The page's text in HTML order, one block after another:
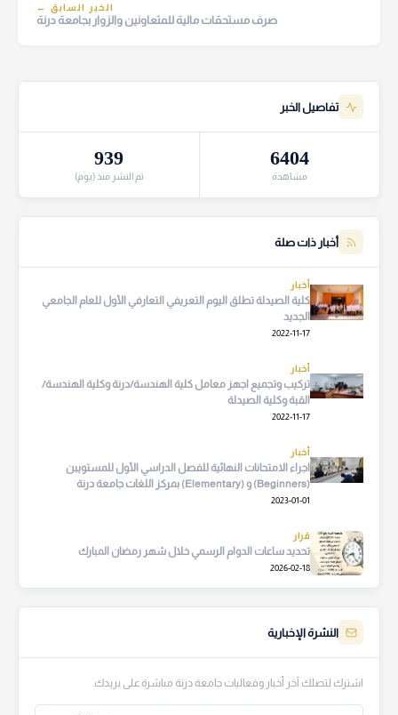
الخبر السابق ←
صرف مستحقات مالية للمتعاونين والزوار بجامعة درنة
تفاصيل الخبر
6404
مشاهدة
939
تم النشر منذ (يوم)
أخبار ذات صلة
أخبار
كلية الصيدلة تطلق اليوم التعريفي التعارفي الأول للعام الجامعي
الجديد
2022-11-17
أخبار
تركيب وتجميع اجهز معامل كلية الهندسة/درنة وكلية الهندسة/
القبة وكلية الصيدلة
2022-11-17
أخبار
اجراء الامتحانات النهائية للفصل الدراسي الأول للمستويبن
(Beginners) و (Elementary) بمركز اللغات جامعة درنة
2023-01-01
قرار
تحديد ساعات الدوام الرسمي خلال شهر رمضان المبارك
2026-02-18
النشرة الإخبارية
اشترك لتصلك آخر أخبار وفعاليات جامعة درنة مباشرة على بريدك.